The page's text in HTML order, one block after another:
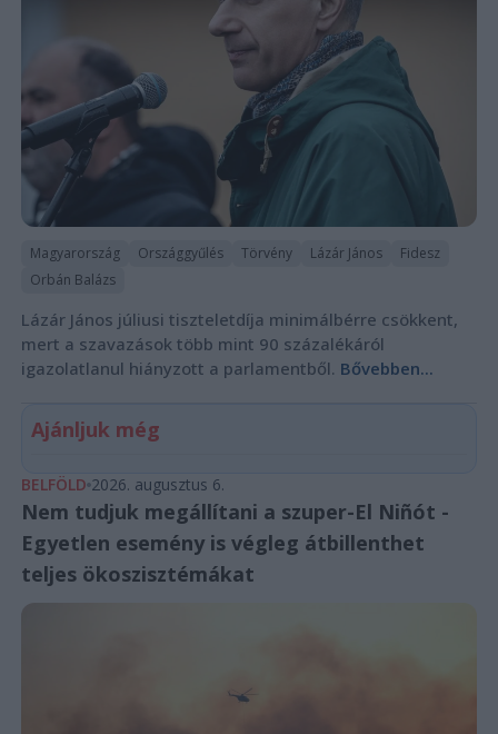
Magyarország Országgyűlés Törvény Lázár János
Fidesz
Orbán Balázs
Lázár János júliusi tiszteletdíja minimálbérre csökkent,
mert a szavazások több mint 90 százalékáról
igazolatlanul hiányzott a parlamentből. Bővebben...
Ajánljuk még
BELFÖLD 2026. augusztus 6.
Nem tudjuk megállítani a szuper-El Niñót -
Egyetlen esemény is végleg átbillenthet
teljes ökoszisztémákat